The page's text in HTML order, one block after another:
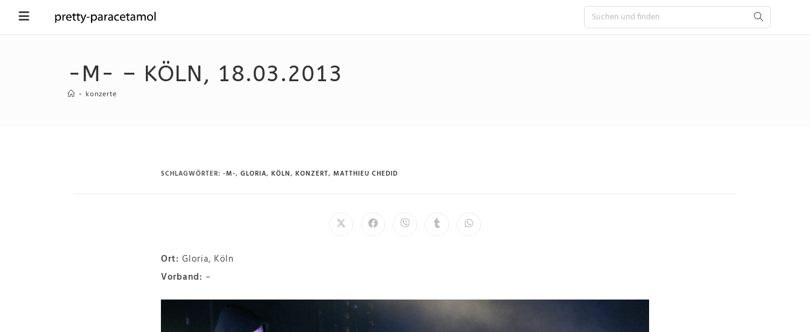
-M- – KÖLN, 18.03.2013
- konzerte
SCHLAGWÖRTER: -M-, GLORIA, KÖLN, KONZERT, MATTHIEU CHEDID
Ort: Gloria, Köln
Vorband: –